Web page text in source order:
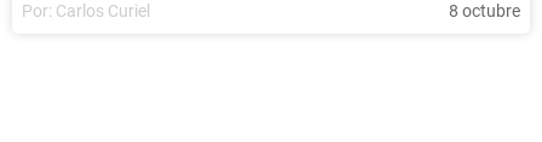
Por: Carlos Curiel 8 octubre